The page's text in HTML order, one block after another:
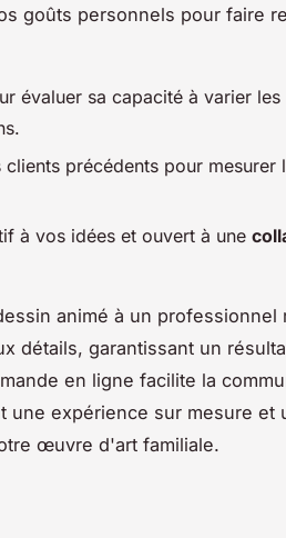
goûts personnels pour faire
évaluer sa capacité à varier les
clients précédents pour mesurer
à vos idées et ouvert à une
animé à un professionnel
détails, garantissant un
en ligne facilite la
une expérience sur mesure et
œuvre d'art familiale.